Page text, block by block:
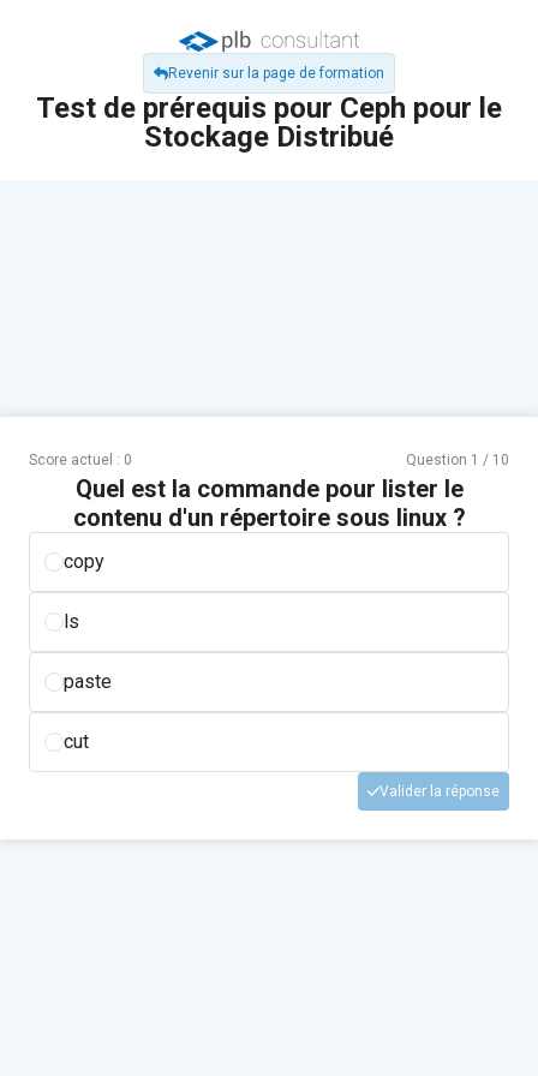
Revenir sur la page de formation
Test de prérequis pour Ceph pour le
Stockage Distribué
Score actuel : 0 Question 1 / 10
Quel est la commande pour lister le
contenu d'un répertoire sous linux ?
copy
ls
paste
cut
Valider la réponse